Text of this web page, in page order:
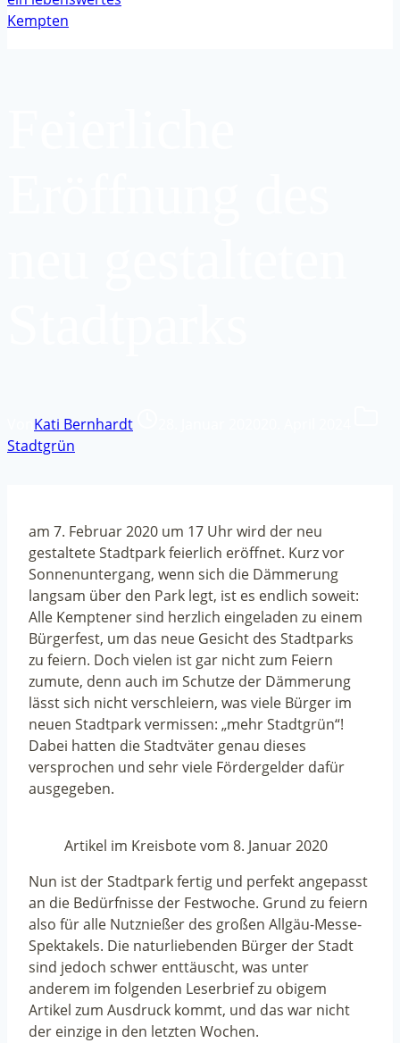
Kati Bernhardt
Stadtgrün
am 7. Februar 2020 um 17 Uhr wird der neu
gestaltete Stadtpark feierlich eröffnet. Kurz vor
Sonnenuntergang, wenn sich die Dämmerung
langsam über den Park legt, ist es endlich soweit:
Alle Kemptener sind herzlich eingeladen zu einem
Bürgerfest, um das neue Gesicht des Stadtparks
zu feiern. Doch vielen ist gar nicht zum Feiern
zumute, denn auch im Schutze der Dämmerung
lässt sich nicht verschleiern, was viele Bürger im
neuen Stadtpark vermissen: „mehr Stadtgrün“!
Dabei hatten die Stadtväter genau dieses
versprochen und sehr viele Fördergelder dafür
ausgegeben.
Artikel im Kreisbote vom 8. Januar 2020
Nun ist der Stadtpark fertig und perfekt angepasst
an die Bedürfnisse der Festwoche. Grund zu feiern
also für alle Nutznießer des großen Allgäu-Messe-
Spektakels. Die naturliebenden Bürger der Stadt
sind jedoch schwer enttäuscht, was unter
anderem im folgenden Leserbrief zu obigem
Artikel zum Ausdruck kommt, und das war nicht
der einzige in den letzten Wochen.